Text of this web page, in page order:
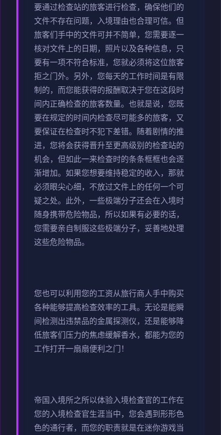
要通过检查站的旅客进行检查，确保他们的
文件不存在问题，入境理由也合理可信。但
旅客们手中的文件可并不简单，您需要逐一
核对文件上的日期，照片以及各种信息，只
要有一项不符合标准，您就必须将这位旅客
拒之门外。另外，您每天的工作时间是有限
制的，而您能获得的报酬取决于您在这段时
间内正确检查的旅客数量。也就是说，您既
要在规定的时间内检查尽可能多的旅客，又
要保证在检查时不犯下差错。随着剧情的推
进，您将会获得晋升至更高级别的检查站的
机会，但如此一来检查时的条条框框也会逐
渐增加。如果您想要维持稳定的收入，那就
必须眼尖心细，不放过文件上的任何一个可
疑之处。此外，一些极端分子还会在入境时
随身携带危险物品，所以如果有必要的话，
您需要亲自制服这些极端分子，妥善地处理
这些危险物品。
您也可以利用您的工资从旅行商人手中购买
各种能够提高检查效率的工具。无论是能瞬
间检测出违禁品的金属探测仪，还是能够降
低旅客们压力的焦虑缓解香水，都能为您的
工作打开一扇扇便利之门！
帝国入境所之所以体验入境检查官的工作在
您的入境检查官生涯当中，您会遇到形形色
色的通行者，而您的职责就是在迷你游戏当